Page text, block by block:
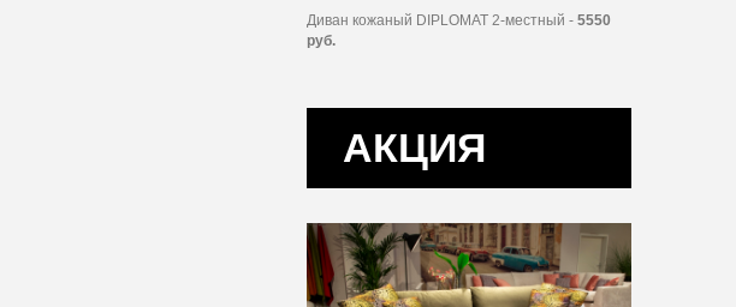
Диван кожаный DIPLOMAT 2-местный - 5550
руб.
АКЦИЯ